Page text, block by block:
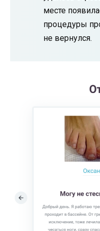
месте
процедуры
не вернулся.